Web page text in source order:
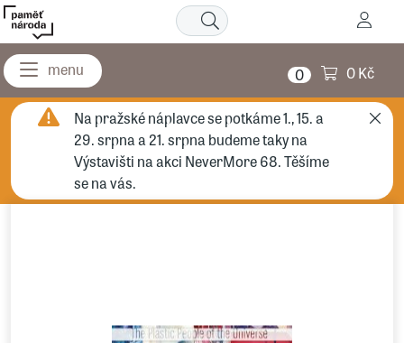
0 0 Kč
Na pražské náplavce se potkáme 1., 15. a
29. srpna a 21. srpna budeme taky na
Výstavišti na akci NeverMore 68. Těšíme
se na vás.